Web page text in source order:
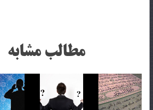
مطالب مشابه